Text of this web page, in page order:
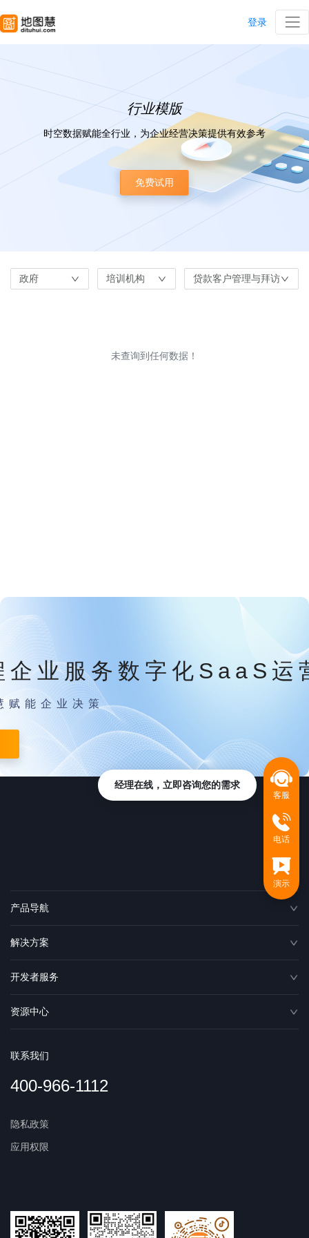
登录
行业模版
时空数据赋能全行业，为企业经营决策提供有效参考
免费试用
政府 培训机构 贷款客户管理与拜访
未查询到任何数据！
企业服务数字化SaaS运
赋能企业决策
产品导航
解决方案
开发者服务
资源中心
联系我们
400-966-1112
隐私政策
应用权限
客服
电话
演示
经理在线，立即咨询您的需求